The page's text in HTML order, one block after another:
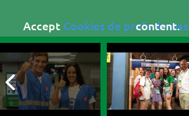
Accept Cookies de preferências
cookies to view the content.